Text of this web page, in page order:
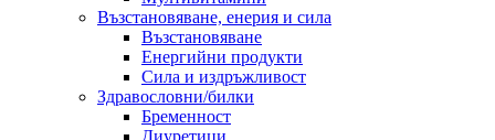
Възстановяване, енерия и сила
Възстановяване
Енергийни продукти
Сила и издръжливост
Здравословни/билки
Бременност
Диуретици